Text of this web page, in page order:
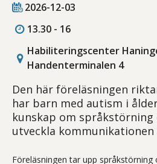
2026-12-03
13.30 - 16
Habiliteringscenter
Handenterminalen 4
Den här föreläsningen
har barn med autism i
kunskap om språkstörning
utveckla
Föreläsningen tar upp